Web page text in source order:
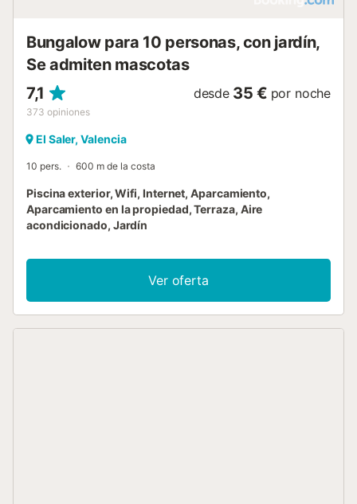
Bungalow para 10 personas, con jardín,
Se admiten mascotas
7,1
373 opiniones
desde 35 € por noche
El Saler, Valencia
10 pers. 600 m de la costa
Piscina exterior, Wifi, Internet, Aparcamiento,
Aparcamiento en la propiedad, Terraza, Aire
acondicionado, Jardín
Ver oferta